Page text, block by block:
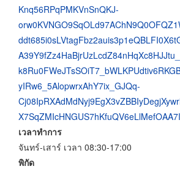
Knq56RPqPMKVnSnQKJ-
yIRw6_5AlopwrxAhY7ix_GJQq-
เวลาทำการ
จันทร์-เสาร์ เวลา 08:30-17:00
พิกัด